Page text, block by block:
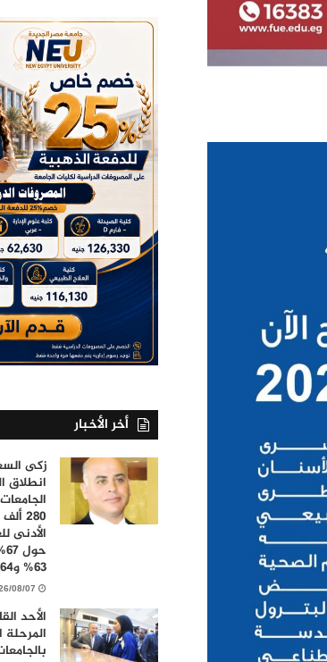
أخر الأخبار
زكى
انطلاق
280
الأدنى
63% و64%
2026/08/07
الأحد
المرحلة